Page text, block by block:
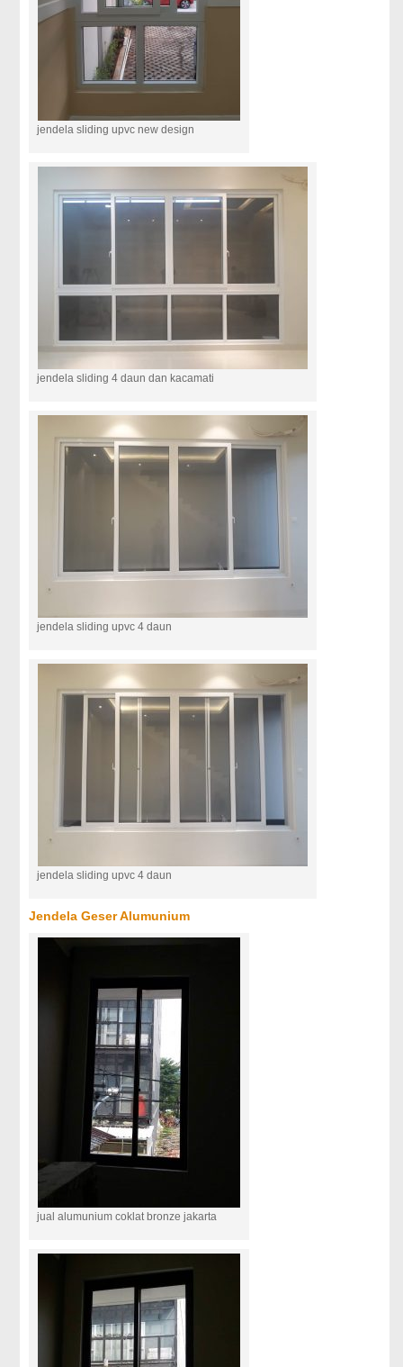
jendela sliding upvc new design
jendela sliding 4 daun dan kacamati
jendela sliding upvc 4 daun
jendela sliding upvc 4 daun
Jendela Geser Alumunium
jual alumunium coklat bronze jakarta